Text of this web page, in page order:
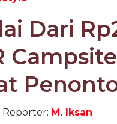
Dari
Reporter: M. Iksan